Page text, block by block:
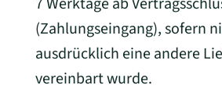
(Zahlungseingang), sofern
ausdrücklich eine andere
vereinbart wurde.